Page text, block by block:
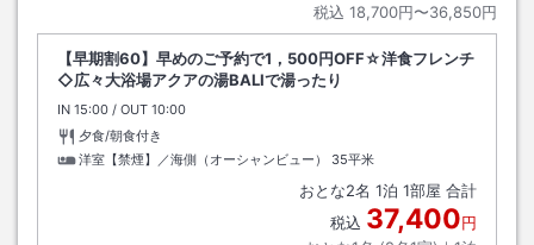
税込 18,700円〜36,850円
【早期割60】早めのご予約で1，500円OFF☆洋食フレンチ
◇広々大浴場アクアの湯BALIで湯ったり
IN チェックイン
15:00 / OUT チェックアウト
10:00
夕食/朝食付き
洋室【禁煙】／海側（オーシャンビュー）
35平米
おとな2名 1泊 1部屋 合計
税込 37,400円